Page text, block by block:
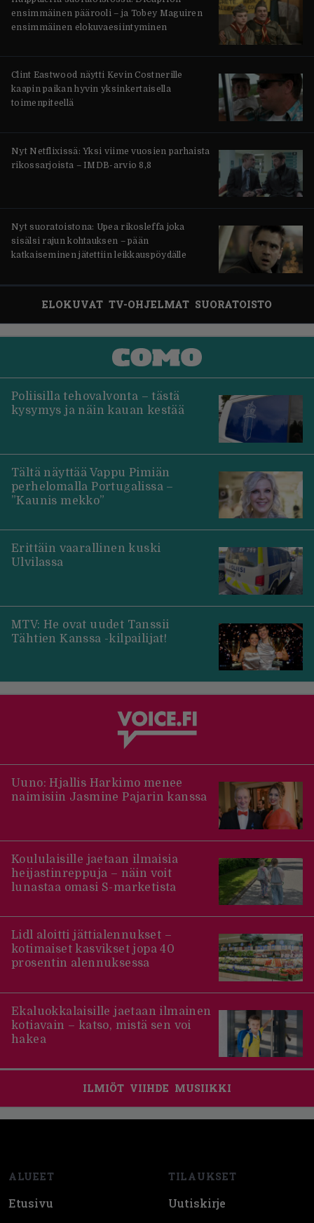
ensimmäinen päärooli – ja Tobey Maguiren
ensimmäinen elokuvaesiintyminen
Clint Eastwood näytti Kevin Costnerille
kaapin paikan hyvin yksinkertaisella
toimenpiteellä
Nyt Netflixissä: Yksi viime vuosien parhaista
rikossarjoista – IMDB-arvio 8,8
Nyt suoratoistona: Upea rikosleffa joka
sisälsi rajun kohtauksen – pään
katkaiseminen jätettiin leikkauspöydälle
ELOKUVAT TV-OHJELMAT SUORATOISTO
Poliisilla tehovalvonta – tästä
kysymys ja näin kauan kestää
Tältä näyttää Vappu Pimiän
perhelomalla Portugalissa –
”Kaunis mekko”
Erittäin vaarallinen kuski
Ulvilassa
MTV: He ovat uudet Tanssii
Tähtien Kanssa -kilpailijat!
Uuno: Hjallis Harkimo menee
naimisiin Jasmine Pajarin kanssa
Koululaisille jaetaan ilmaisia
heijastinreppuja – näin voit
lunastaa omasi S-marketista
Lidl aloitti jättialennukset –
kotimaiset kasvikset jopa 40
prosentin alennuksessa
Ekaluokkalaisille jaetaan ilmainen
kotiavain – katso, mistä sen voi
hakea
ILMIÖT VIIHDE MUSIIKKI
ALUEET
Etusivu
TILAUKSET
Uutiskirje